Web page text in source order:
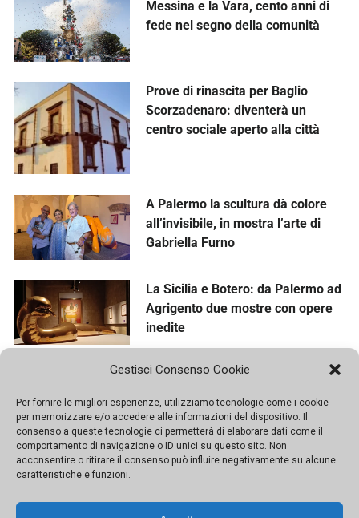
Gestisci Consenso Cookie
Per fornire le migliori esperienze, utilizziamo tecnologie come i cookie
per memorizzare e/o accedere alle informazioni del dispositivo. Il
consenso a queste tecnologie ci permetterà di elaborare dati come il
comportamento di navigazione o ID unici su questo sito. Non
acconsentire o ritirare il consenso può influire negativamente su alcune
caratteristiche e funzioni.
L’antico monumento sarà interamente valorizzato, tra
cui la porta d’ingresso e i paramenti murari. Aprirà al
In Evidenza
affiora una rara moneta d’oro
siracusana
Palermo tra cultura, sport e verde
Messina e la Vara, cento anni di
fede nel segno della comunità
Prove di rinascita per Baglio
Scorzadenaro: diventerà un